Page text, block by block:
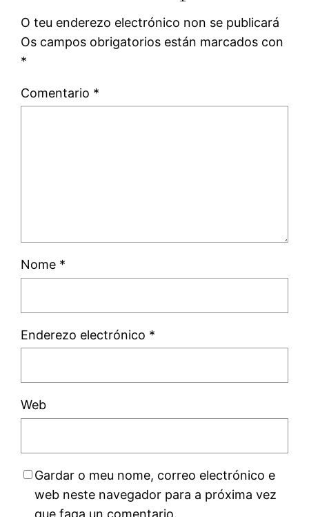
O teu enderezo electrónico non se publicará
Os campos obrigatorios están marcados con
*
Comentario *
Nome *
Enderezo electrónico *
Web
Gardar o meu nome, correo electrónico e
web neste navegador para a próxima vez
que faga un comentario.